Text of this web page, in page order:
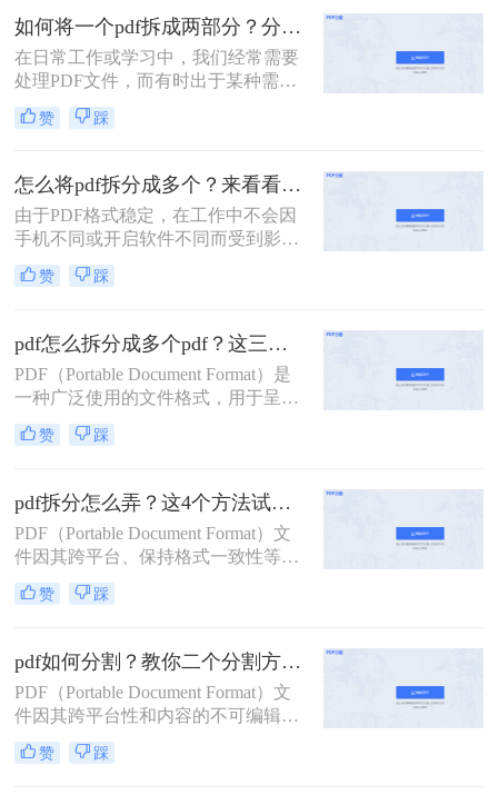
如何拆分成多个文件呢？本文将详细
介绍几种常用的PDF拆分方法，帮助
您轻松实现PDF文件的分割。
如何将一个pdf拆成两部分？分享这三个轻松拆分方法！
在日常工作或学习中，我们经常需要
处理PDF文件，而有时出于某种需
要，我们可能希望将一个较大的PDF
文件拆分成几个较小的部分。那么如
些常用的方法，帮助您轻松实现将一
个PDF拆成两部分的目标。
赞 踩
怎么将pdf拆分成多个？来看看这几个PDF拆分方法！
由于PDF格式稳定，在工作中不会因
手机不同或开启软件不同而受到影
响，因此我们经常使用PDF来传输文
件。但是，经常会遇到一种情况，需
部分内容，有些内容并不方便给他人
看。因此，此时最好的办法就是把它
拆分。所以，怎么将pdf拆分成多个
呢？以下是3种有用的PDF拆分方法，
一起来看看吧。
赞 踩
pdf怎么拆分成多个pdf？这三种方法教你轻松拆分！
PDF（Portable Document Format）是
一种广泛使用的文件格式，用于呈现
文档，因为它可以保持原始文档的格
式和布局，不受操作系统、软件或硬
将一个大型PDF文件拆分成多个较小
的PDF文件，以便于传输、编辑或阅
读。那么pdf怎么拆分成多个pdf呢？
本文将介绍三种拆分PDF的方法，并
提供一些实用技巧。
赞 踩
pdf拆分怎么弄？这4个方法试试看吧！
PDF（Portable Document Format）文
件因其跨平台、保持格式一致性等特
点，在办公和学习中得到了广泛应
用。然而，有时我们需要将一个较大
于分享、管理或打印。那么pdf拆分怎
么弄呢？本文将详细介绍几种常见的
PDF拆分方法，帮助您轻松完成PDF
文件的拆分工作。
赞 踩
pdf如何分割？教你二个分割方法！
PDF（Portable Document Format）文
件因其跨平台性和内容的不可编辑
性，在日常工作和学习中得到了广泛
应用。然而，有时我们需要将较大的
赞 踩